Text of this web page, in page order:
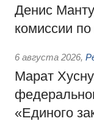
Денис
комиссии
6 августа 2026,
Марат
«Единого